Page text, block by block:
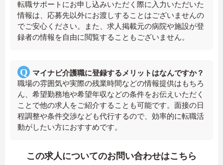
転職サポートにお申し込みいただく際に入力いただいた
情報は、応募先以外にお渡しすることはございませんの
でご安心ください。また、求人掲載元の病院や施設が登
録者の情報を自由に閲覧することもございません。
マイナビ介護職に登録するメリットはなんですか？
職場の雰囲気や実際の残業時間などの情報提供はもちろ
ん、希望勤務地や希望年収などの条件をお伝えいただく
ことで他の求人をご紹介することも可能です。面接の日
程調整や条件交渉なども代行するので、効率的に転職活
動がしたい方におすすめです。
この求人についてのお問い合わせはこちら